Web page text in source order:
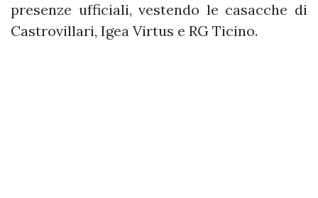
presenze ufficiali, vestendo le casacche di
Castrovillari, Igea Virtus e RG Ticino.